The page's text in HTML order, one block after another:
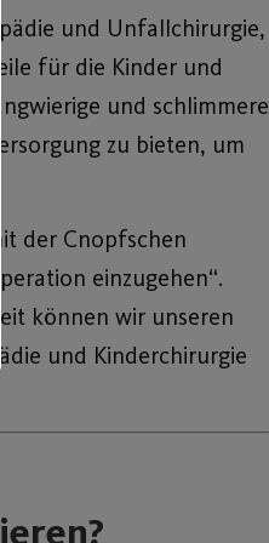
und Unfallchirurgie,
für die Kinder und
und schlimmere
zu bieten, um
der Cnopfschen
einzugehen“.
können wir unseren
und Kinderchirurgie